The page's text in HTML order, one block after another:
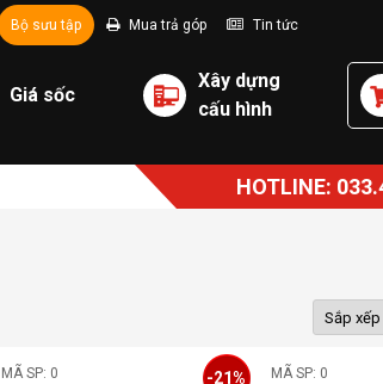
Bộ sưu tập Mua trả góp Tin tức
Giá sốc
Xây dựng
cấu hình
HOTLINE:
MÃ SP: 0 -21% MÃ SP: 0